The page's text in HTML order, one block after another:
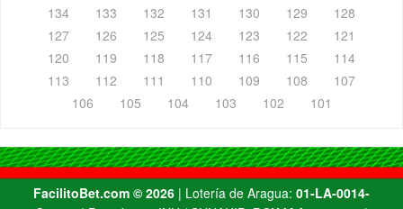
134
133 132 131 130 129
128
127
126 125 124 123 122
121
120
119 118 117 116 115
114
113
112 111 110 109 108
107
106
105 104 103 102 101
FacilitoBet.com ©️ 2026 | Lotería de Aragua: 01-LA-0014-